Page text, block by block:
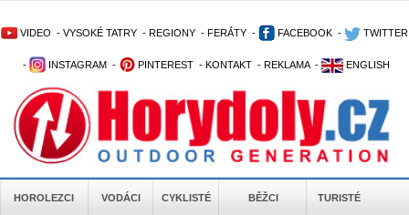
VIDEO - VYSOKÉ TATRY - REGIONY - FERÁTY - FACEBOOK - TWITTER
- INSTAGRAM - PINTEREST - KONTAKT - REKLAMA - ENGLISH
HOROLEZCI VODÁCI CYKLISTÉ BĚŽCI TURISTÉ